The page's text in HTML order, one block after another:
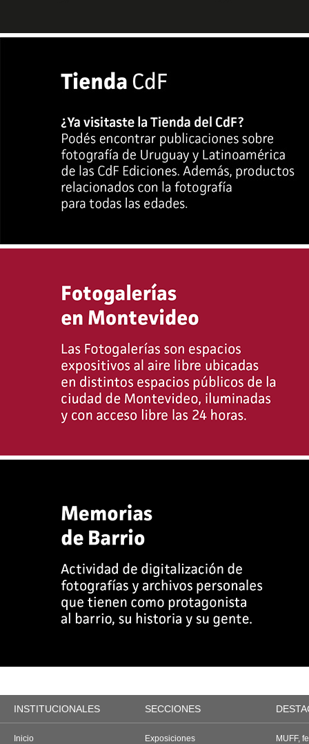
INSTITUCIONALES SECCIONES
Inicio
Exposiciones
MUFF,